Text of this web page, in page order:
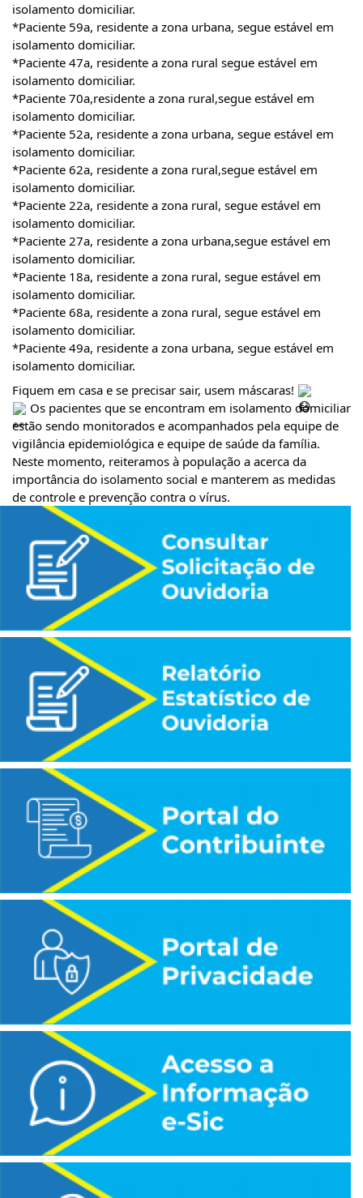
isolamento domiciliar.
*Paciente 59a, residente a zona urbana, segue estável em
isolamento domiciliar.
*Paciente 47a, residente a zona rural segue estável em
isolamento domiciliar.
*Paciente 70a,residente a zona rural,segue estável em
isolamento domiciliar.
*Paciente 52a, residente a zona urbana, segue estável em
isolamento domiciliar.
*Paciente 62a, residente a zona rural,segue estável em
isolamento domiciliar.
*Paciente 22a, residente a zona rural, segue estável em
isolamento domiciliar.
*Paciente 27a, residente a zona urbana,segue estável em
isolamento domiciliar.
*Paciente 18a, residente a zona rural, segue estável em
isolamento domiciliar.
*Paciente 68a, residente a zona rural, segue estável em
isolamento domiciliar.
*Paciente 49a, residente a zona urbana, segue estável em
isolamento domiciliar.
Fiquem em casa e se precisar sair, usem máscaras!
Os pacientes que se encontram em isolamento domiciliar
estão sendo monitorados e acompanhados pela equipe de
vigilância epidemiológica e equipe de saúde da família.
Neste momento, reiteramos à população a acerca da
importância do isolamento social e manterem as medidas
de controle e prevenção contra o vírus.